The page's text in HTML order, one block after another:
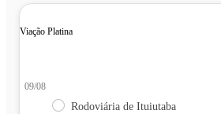
Viação Platina
09/08
Rodoviária de Ituiutaba